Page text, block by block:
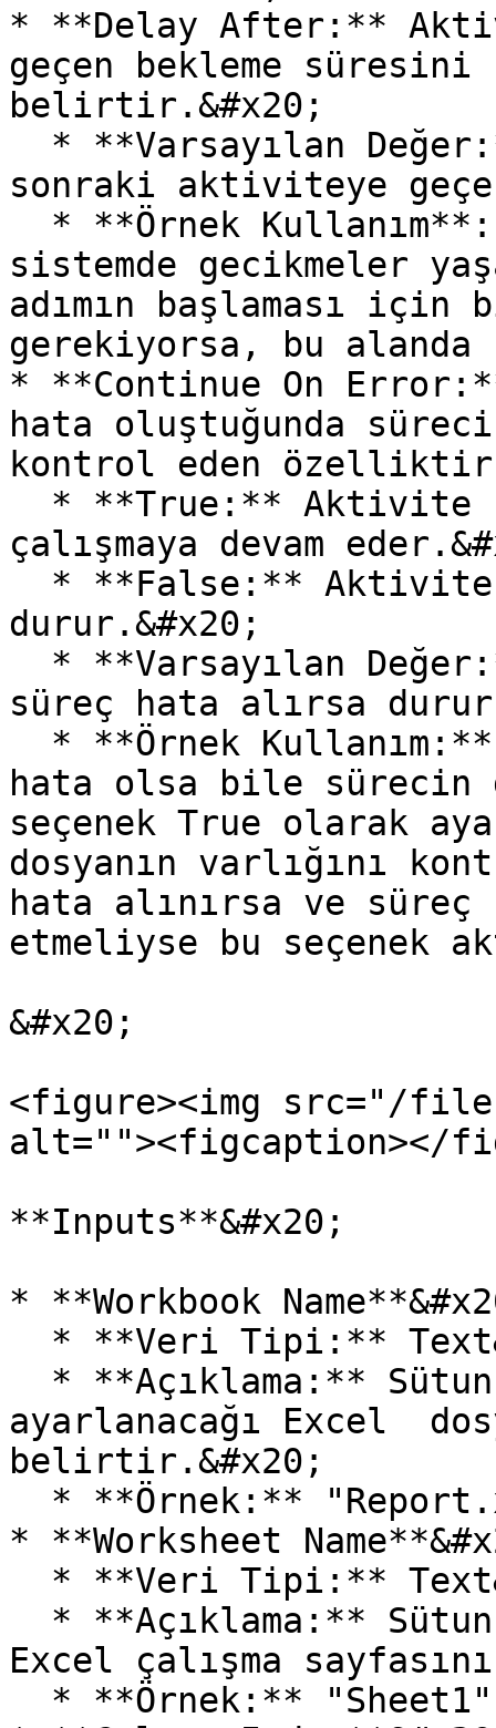
* **Delay After:**
geçen bekleme
belirtir.&#x20;
sonraki aktiviteye
sistemde gecikmeler
adımın başlaması
gerekiyorsa, bu
* **Continue On
hata oluştuğunda
kontrol eden
çalışmaya devam
durur.&#x20;
süreç hata alırsa
hata olsa bile sürecin
seçenek True olarak
dosyanın varlığını
hata alınırsa ve süreç
etmeliyse bu seçenek
&#x20;
<figure><img src="/files/
alt=""><figcaption></
**Inputs**&#x20;
* **Workbook
ayarlanacağı Excel
belirtir.&#x20;
* **Worksheet
Excel çalışma